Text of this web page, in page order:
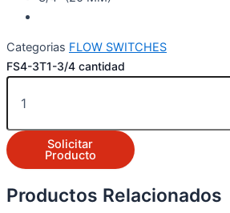
Categorias FLOW SWITCHES
FS4-3T1-3/4 cantidad
Solicitar
Producto
Productos Relacionados